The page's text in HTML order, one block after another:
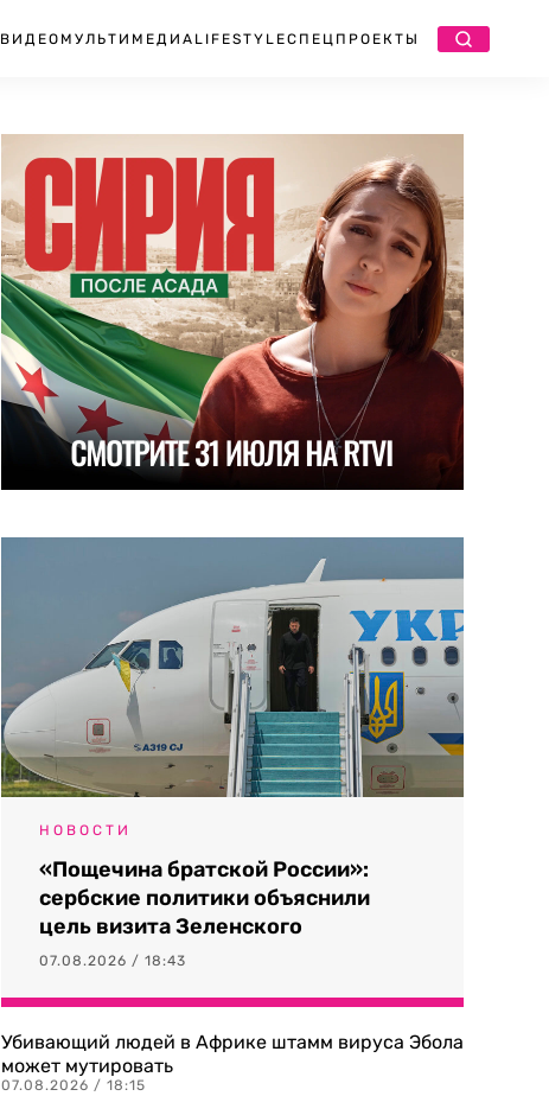
ВИДЕО МУЛЬТИМЕДИА LIFESTYLEСПЕЦПРОЕКТЫ
НОВОСТИ
«Пощечина братской России»:
сербские политики объяснили
цель визита Зеленского
07.08.2026 / 18:43
Убивающий людей в Африке штамм вируса Эбола
может мутировать
07.08.2026 / 18:15